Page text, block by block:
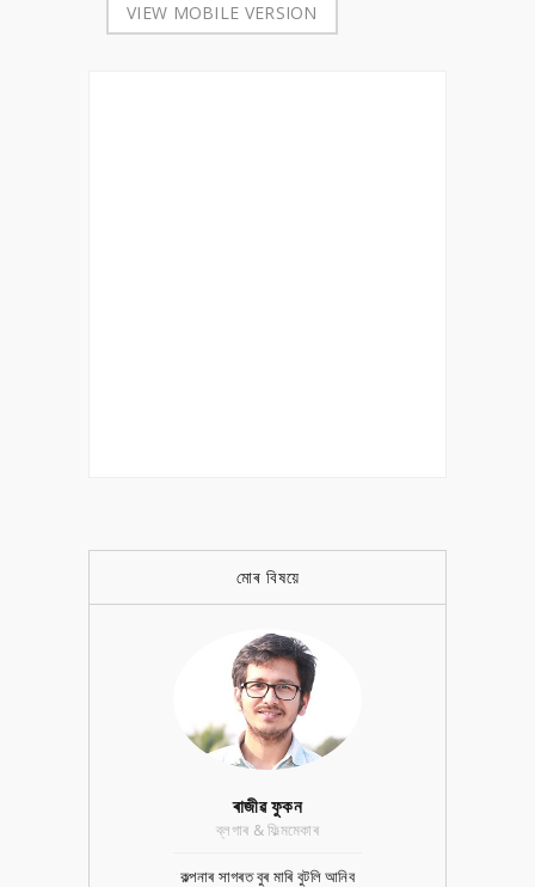
VIEW MOBILE VERSION
মোৰ বিষয়ে
ৰাজীৱ ফুকন
ব্লগাৰ & ফিল্মমেকাৰ
কল্পনাৰ সাগৰত বুৰ মাৰি বুটলি আনিব